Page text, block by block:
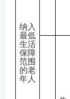
纳入
最低
生活
保障
范围
的老
年人